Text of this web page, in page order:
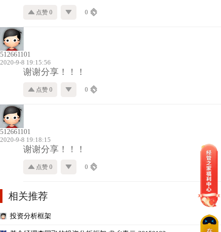
点赞 0 0
512661101
2020-9-8 19:15:56
谢谢分享！！！
点赞 0 0
512661101
2020-9-8 19:18:15
谢谢分享！！！
点赞 0 0
相关推荐
投资分析框架